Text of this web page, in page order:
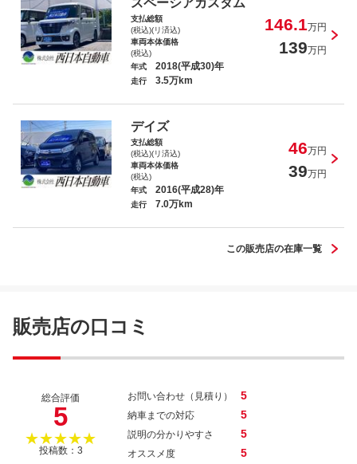
ミライース Ｘ ＳＡＩＩＩ
スペーシアカスタム ハイブリッドＸＳ
スペーシアカスタム
支払総額
(税込)(リ済込)
146.1万円
車両本体価格
(税込)
139万円
年式 2018(平成30)年
走行 3.5万km
デイズ
支払総額
(税込)(リ済込)
46万円
車両本体価格
(税込)
39万円
年式 2016(平成28)年
走行 7.0万km
この販売店の在庫一覧
販売店の口コミ
総合評価
5
★★★★★
投稿数：3
お問い合わせ（見積り） 5
納車までの対応 5
説明の分かりやすさ 5
オススメ度 5